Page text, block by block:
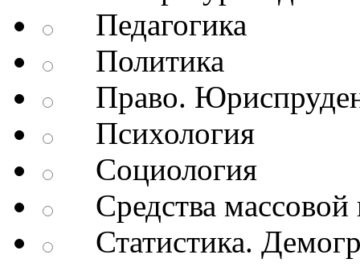
Педагогика
Политика
Право.
Психология
Социология
Средства
Статистика.